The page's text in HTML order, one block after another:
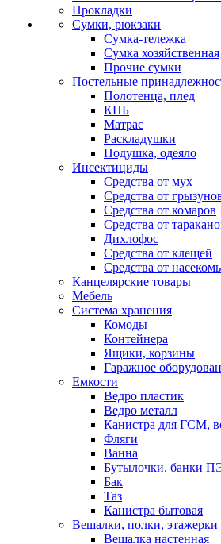
Прокладки
Сумки, рюкзаки
Сумка-тележка
Сумка хозяйственная
Прочие сумки
Постельные
Полотенца, плед
КПБ
Матрас
Раскладушки
Подушка, одеяло
Инсектициды
Средства от мух
Средства от
Средства от комаров
Средства от
Дихлофос
Средства от клещей
Средства от
Канцелярские товары
Мебель
Система хранения
Комоды
Контейнера
Ящики, корзины
Гаражное
Емкости
Ведро пластик
Ведро металл
Канистра для ГСМ,
Фляги
Ванна
Бутылочки. банки
Бак
Таз
Канистра бытовая
Вешалки, полки, этажерки
Вешалка настенная